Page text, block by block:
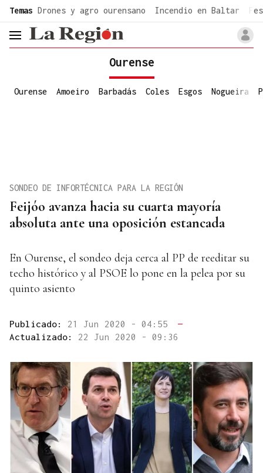
Temas Drones y agro ourensano Incendio en Baltar
header.menu.open
Ourense
Ourense Amoeiro Barbadás Coles Esgos Nogueira
Feijóo avanza hacia su cuarta mayoría
absoluta ante una oposición estancada
SONDEO DE INFORTÉCNICA PARA LA REGIÓN
En Ourense, el sondeo deja cerca al PP de reeditar su
techo histórico y al PSOE lo pone en la pelea por su
quinto asiento
Publicado: 21 Jun 2020 - 04:55
—
Actualizado: 22 Jun 2020 - 09:36